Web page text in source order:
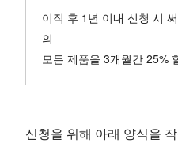
이직 후 1년 이내 신청 시
의
모든 제품을 3개월간 25%
신청을 위해 아래 양식을